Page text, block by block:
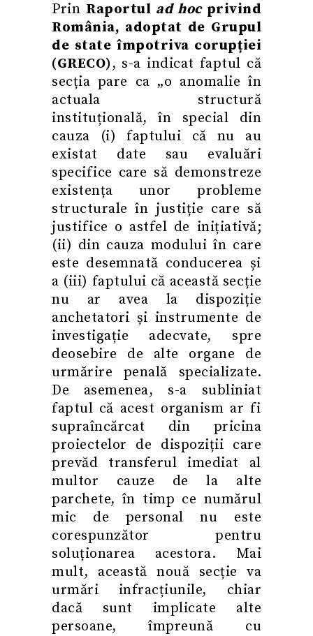
Prin Raportul ad hocprivind
România, adoptat de Grupul
de state împotriva corupției
(GRECO), s-a indicat faptul că
secția pare ca „o anomalie în
actuala structură
instituțională, în special din
cauza (i) faptului că nu au
existat date sau evaluări
specifice care să demonstreze
existența unor probleme
structurale în justiție care să
justifice o astfel de inițiativă;
(ii) din cauza modului în care
este desemnată conducerea și
a (iii) faptului că această secție
nu ar avea la dispoziție
anchetatori și instrumente de
investigație adecvate, spre
deosebire de alte organe de
urmărire penală specializate.
De asemenea, s-a subliniat
faptul că acest organism ar fi
supraîncărcat din pricina
proiectelor de dispoziții care
prevăd transferul imediat al
multor cauze de la alte
parchete, în timp ce numărul
mic de personal nu este
corespunzător pentru
soluționarea acestora. Mai
mult, această nouă secție va
urmări infracțiunile, chiar
dacă sunt implicate alte
persoane, împreună cu